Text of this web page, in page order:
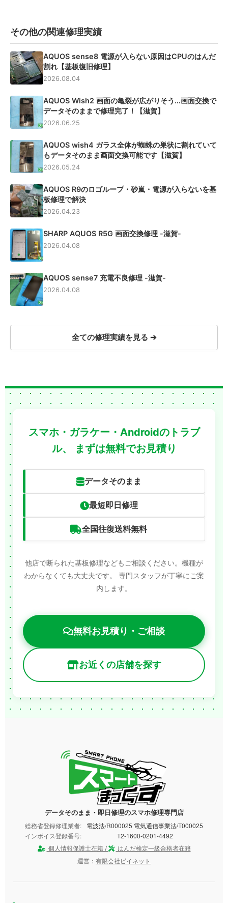
その他の関連修理実績
AQUOS sense8 電源が入らない原因はCPUのはんだ
割れ【基板復旧修理】
2026.08.04
AQUOS Wish2 画面の亀裂が広がりそう…画面交換で
データそのままで修理完了！【滋賀】
2026.06.25
AQUOS wish4 ガラス全体が蜘蛛の巣状に割れていて
もデータそのまま画面交換可能です【滋賀】
2026.05.24
AQUOS R9のロゴループ・砂嵐・電源が入らないを基
板修理で解決
2026.04.23
SHARP AQUOS R5G 画面交換修理 -滋賀-
2026.04.08
AQUOS sense7 充電不良修理 -滋賀-
2026.04.08
全ての修理実績を見る ➔
スマホ・ガラケー・Androidのトラブ
ル、
まずは無料でお見積り
データそのまま
最短即日修理
全国往復送料無料
他店で断られた基板修理などもご相談ください。機種が
わからなくても大丈夫です。
専門スタッフが丁寧にご案
内します。
無料お見積り・ご相談
お近くの店舗を探す
データそのまま・即日修理のスマホ修理専門店
総務省登録修理業者:
電波法/R000025 電気通信事業法/T000025
インボイス登録番号:
T2-1600-0201-4492
個人情報保護士在籍 /
はんだ検定一級合格者在籍
運営： 有限会社ビイネット